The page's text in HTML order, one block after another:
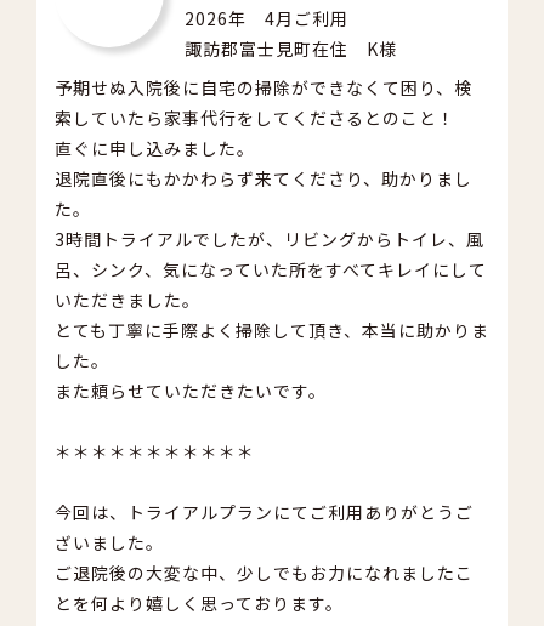
2026年 4月ご利用
諏訪郡富士見町在住 K様
予期せぬ入院後に自宅の掃除ができなくて困り、検
索していたら家事代行をしてくださるとのこと！
直ぐに申し込みました。
退院直後にもかかわらず来てくださり、助かりまし
た。
3時間トライアルでしたが、リビングからトイレ、風
呂、シンク、気になっていた所をすべてキレイにして
いただきました。
とても丁寧に手際よく掃除して頂き、本当に助かりま
した。
また頼らせていただきたいです。
＊＊＊＊＊＊＊＊＊＊＊
今回は、トライアルプランにてご利用ありがとうご
ざいました。
ご退院後の大変な中、少しでもお力になれましたこ
とを何より嬉しく思っております。